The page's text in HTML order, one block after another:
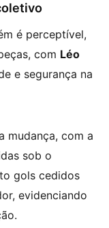
é perceptível,
com Léo
e segurança na
mudança, com a
sob o
gols cedidos
evidenciando